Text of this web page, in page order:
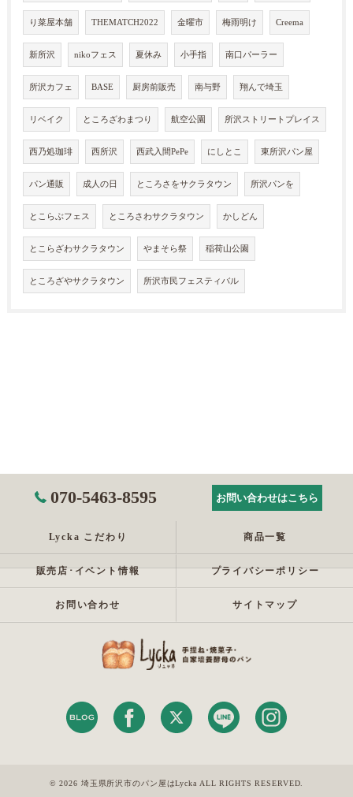
り菜屋本舗 THEMATCH2022 金曜市 梅雨明け Creema
新所沢 nikoフェス 夏休み 小手指 南口パーラー
所沢カフェ BASE 厨房前販売 南与野 翔んで埼玉
リベイク ところざわまつり 航空公園 所沢ストリートプレイス
西乃処珈琲 西所沢 西武入間PePe にしとこ 東所沢パン屋
パン通販 成人の日 ところさをサクラタウン 所沢パンを
とこらぶフェス ところさわサクラタウン かしどん
とこらざわサクラタウン やまそら祭 稲荷山公園
ところざやサクラタウン 所沢市民フェスティバル
070-5463-8595 お問い合わせはこちら
Lycka こだわり 商品一覧
販売店･イベント情報 プライバシーポリシー
お問い合わせ サイトマップ
© 2026 埼玉県所沢市のパン屋はLycka ALL RIGHTS RESERVED.